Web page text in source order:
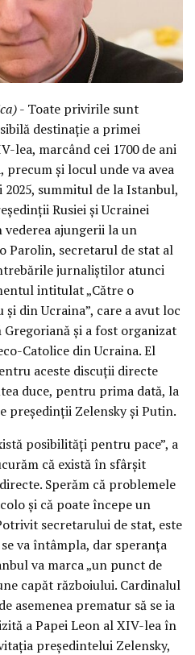
- Toate privirile sunt
destinație a primei
lea, marcând cei 1700 de ani
precum și locul unde va avea
summitul de la Istanbul,
Rusiei și Ucrainei
ajungerii la un
Parolin, secretarul de stat al
jurnaliștilor atunci
intitulat „Către o
din Ucraina”, care a avut loc
și a fost organizat
Catolice din Ucraina. El
aceste discuții directe
duce, pentru prima dată, la
Zelensky și Putin.
posibilități pentru pace”, a
că există în sfârșit
Sperăm că problemele
și că poate începe un
secretarului de stat, este
va întâmpla, dar speranța
va marca „un punct de
capăt războiului. Cardinalul
asemenea prematur să se ia
a Papei Leon al XIV-lea în
președintelui Zelensky,